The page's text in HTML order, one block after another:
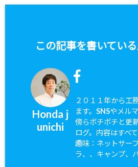
この記事を書いてい
Honda j
unichi
２０１１年から工
ます。SNSやメル
傍らボチボチと更
ログ。内容はすべ
趣味：ネットサー
ラ、、キャンプ、